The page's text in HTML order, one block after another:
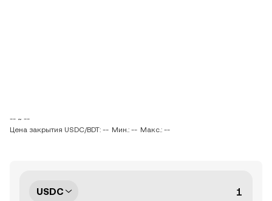
-- ~ --
Цена закрытия USDC/BDT: -- Мин.: -- Макс.: --
USDC